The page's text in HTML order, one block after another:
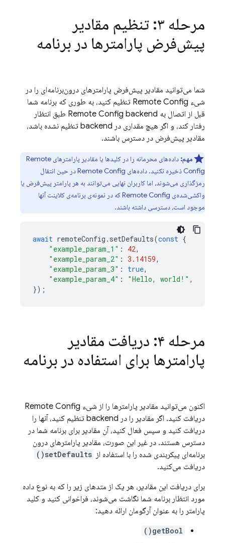
مرحله ۳: تنظیم مقادیر
پیش‌فرض پارامترها در برنامه
شما می‌توانید مقادیر پیش‌فرض پارامترهای درون‌برنامه‌ای را در
شیء Remote Config تنظیم کنید، به طوری که برنامه شما
قبل از اتصال به Remote Config backend طبق انتظار
رفتار کند، و اگر هیچ مقداری در backend تنظیم نشده باشد،
مقادیر پیش‌فرض در دسترس باشند.
مهم:
داده‌های محرمانه را در کلیدها یا مقادیر پارامترهای Remote
Config ذخیره نکنید. داده‌های Remote Config در حین انتقال
رمزگذاری می‌شوند، اما کاربران نهایی می‌توانند به هر پارامتر پیش‌فرض یا
واکشی‌شده‌ی Remote Config که در نمونه‌ی برنامه‌ی کلاینت آنها
موجود است، دسترسی داشته باشند.
await remoteConfig . setDefaults(const {
"example_param_1" : 42,
"example_param_2" : 3.14159,
"example_param_3" : true,
"example_param_4" : "Hello, world!" ,
});
مرحله ۴: دریافت مقادیر
پارامترها برای استفاده در برنامه
اکنون می‌توانید مقادیر پارامترها را از شیء Remote Config
دریافت کنید. اگر مقادیر را در backend تنظیم کنید، آنها را
دریافت کنید و سپس فعال کنید، آن مقادیر برای برنامه شما در
دسترس هستند. در غیر این صورت، مقادیر پارامترهای درون
برنامه‌ای پیکربندی شده را با استفاده از setDefaults()
دریافت می‌کنید.
برای دریافت این مقادیر، هر یک از متدهای زیر را که به نوع داده
مورد انتظار برنامه شما نگاشت می‌شوند، فراخوانی کنید و کلید
پارامتر را به عنوان آرگومان ارائه دهید:
getBool()